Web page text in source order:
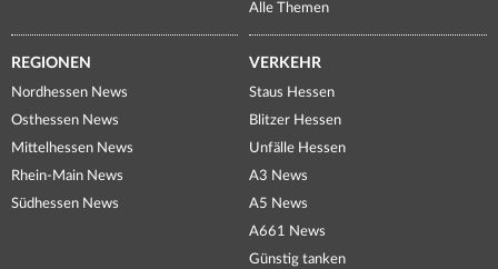
Alle Themen
REGIONEN
Nordhessen News
Osthessen News
Mittelhessen News
Rhein-Main News
Südhessen News
VERKEHR
Staus Hessen
Blitzer Hessen
Unfälle Hessen
A3 News
A5 News
A661 News
Günstig tanken